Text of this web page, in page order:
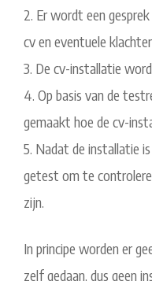
2. Er wordt een
cv en eventuele
3. De cv-installatie
4. Op basis van de
gemaakt hoe de cv-
5. Nadat de installatie
getest om te
zijn.
In principe worden er
zelf gedaan, dus geen